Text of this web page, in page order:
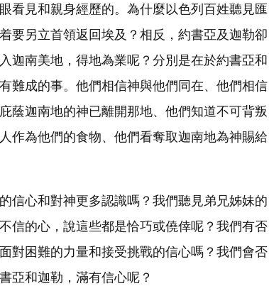
看見和親身經歷的。為什麼以色列百姓聽見匯
要另立首領返回埃及？相反，約書亞及迦勒卻
迦南美地，得地為業呢？分別是在於約書亞和
難成的事。他們相信神與他們同在、他們相信
蔭迦南地的神已離開那地、他們知道不可背叛
作為他們的食物、他們看奪取迦南地為神賜給
信心和對神更多認識嗎？我們聽見弟兄姊妹的
信的心，說這些都是恰巧或僥倖呢？我們有否
對困難的力量和接受挑戰的信心嗎？我們會否
亞和迦勒，滿有信心呢？